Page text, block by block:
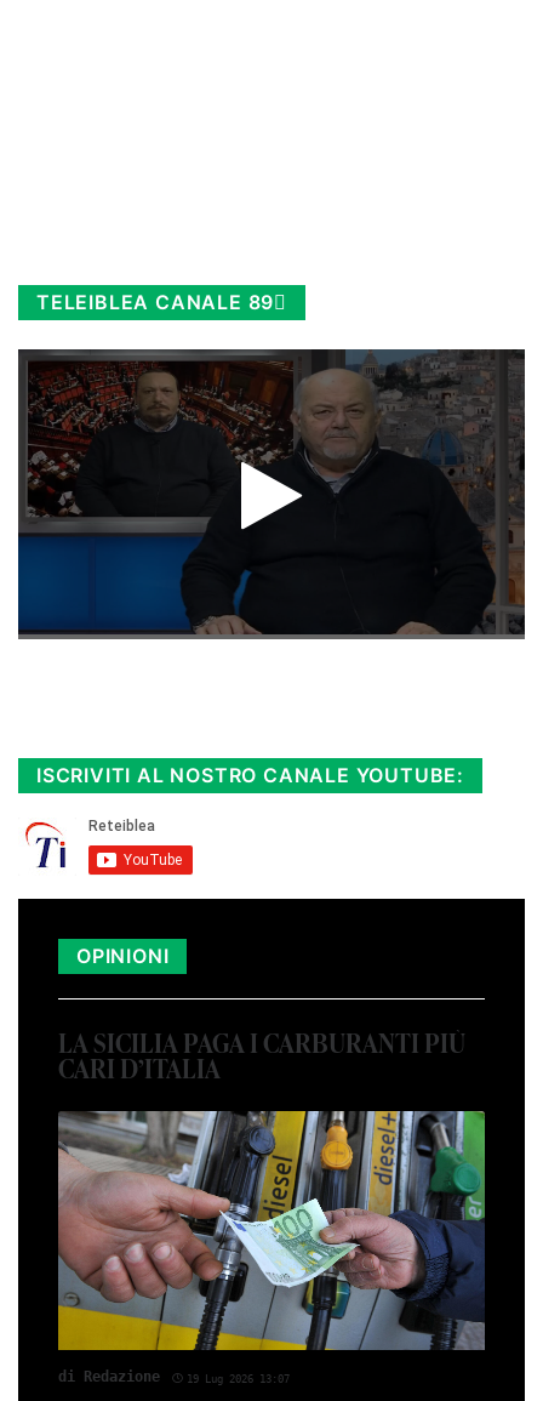
TELEIBLEA CANALE 89
ISCRIVITI AL NOSTRO CANALE YOUTUBE:
OPINIONI
LA SICILIA PAGA I CARBURANTI PIÙ
CARI D’ITALIA
di Red­azio­ne 19 Lug 2026 13:07